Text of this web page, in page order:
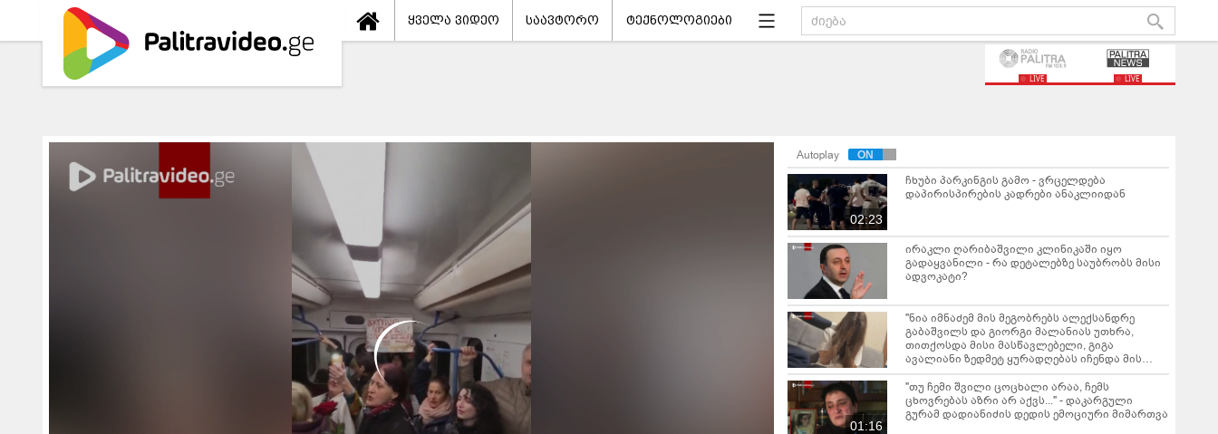
ყველა ვიდეო საავტორო ტექნოლოგიები
LIVE LIVE
Autoplay
02:23
ჩხუბი პარკინგის გამო - ვრცელდება
დაპირისპირების კადრები ანაკლიიდან
ირაკლი ღარიბაშვილი კლინიკაში იყო
გადაყვანილი - რა დეტალებზე საუბრობს მისი
ადვოკატი?
"ნია იმნაძემ მის მეგობრებს ალექსანდრე
გაბაშვილს და გიორგი მალანიას უთხრა,
თითქოსდა მისი მასწავლებელი, გიგა
ავალიანი ზედმეტ ყურადღებას იჩენდა მის
მიმართ" - რა წერია ნია იმნაძის საბრალდებო
დასკვნაში?
01:16
"თუ ჩემი შვილი ცოცხალი არაა, ჩემს
ცხოვრებას აზრი არ აქვს..." - დაკარგული
გურამ დადიანიძის დედის ემოციური მიმართვა